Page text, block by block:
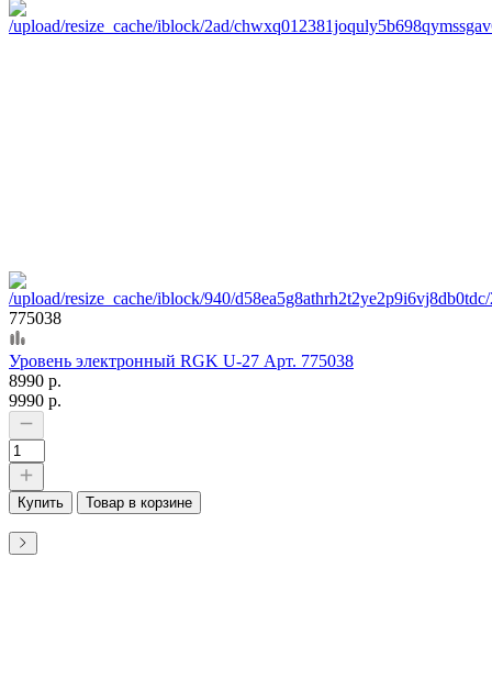
775038
Уровень электронный RGK U-27 Арт. 775038
8990 р.
9990 р.
Купить Товар в корзине